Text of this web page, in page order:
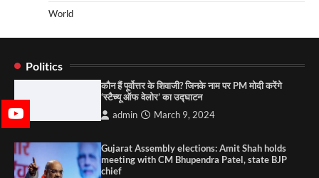
World
Politics
कौन हैं पूर्वोत्तर के शिवाजी? जिनके नाम पर PM मोदी करेंगे
‘स्टैच्यू ऑफ वेलोर’ का उद्घाटन
admin March 9, 2024
Gujarat Assembly elections: Amit Shah holds
meeting with CM Bhupendra Patel, state BJP
chief